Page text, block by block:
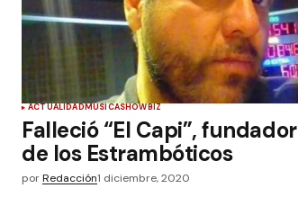
ACTUALIDADMÚSICASHOWBIZ
Falleció “El Capi”, fundador
de los Estrambóticos
porRedacción1 diciembre, 2020